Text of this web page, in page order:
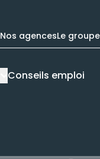
Nos agencesLe groupe
Conseils emploi